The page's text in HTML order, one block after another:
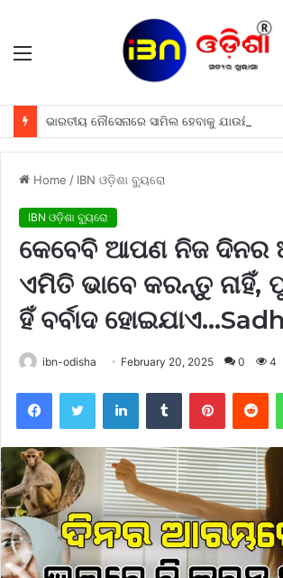
Menu
Home / IBN ଓଡ଼ିଶା ବ୍ୟୁରୋ
IBN ଓଡ଼ିଶା ବ୍ୟୁରୋ
କେବେବି ଆପଣ ନିଜ
ଏମିତି ଭାବେ କରନ୍ତୁ ନାହିଁ,
ହିଁ ବର୍ବାଦ
ibn-odisha February 20, 2025 0 4
FacebookTwitter LinkedInTumblr Pinterest